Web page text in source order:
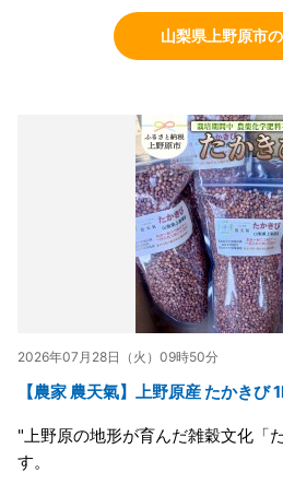
山梨県上野原市
2026年07月28日（火）09時50分
【農家 農天氣】上野原産 たかきび
"上野原の地形が育んだ雑穀文化「
す。